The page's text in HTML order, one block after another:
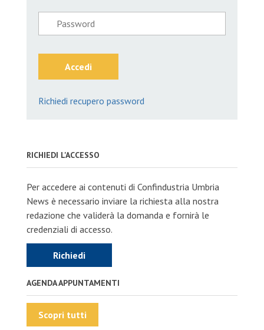
Accedi
Richiedi recupero password
RICHIEDI L'ACCESSO
Per accedere ai contenuti di Confindustria Umbria
News è necessario inviare la richiesta alla nostra
redazione che validerà la domanda e fornirà le
credenziali di accesso.
Richiedi
AGENDA APPUNTAMENTI
Scopri tutti